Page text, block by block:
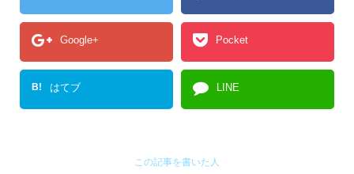
Google+ Pocket
B! はてブ LINE
この記事を書いた人